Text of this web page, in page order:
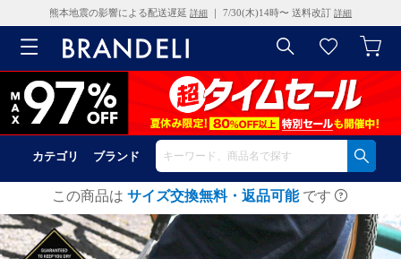
熊本地震の影響による配送遅延 詳細 ｜ 7/30(木)14時〜 送料改訂 詳細
カテゴリ ブランド
この商品は サイズ交換無料・返品可能 です